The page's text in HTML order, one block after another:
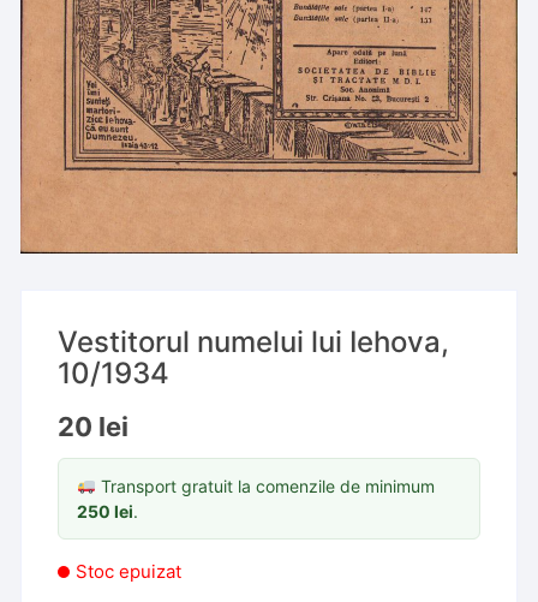
Vestitorul numelui lui Iehova,
10/1934
20 lei
Transport gratuit la comenzile de minimum
250lei.
Stoc epuizat